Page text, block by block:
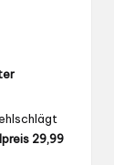
29,99